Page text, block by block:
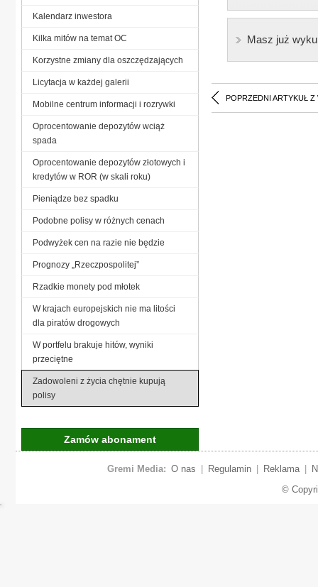
Masz już
POPRZEDNI ARTYKUŁ Z
Kalendarz inwestora
Kilka mitów na temat OC
Korzystne zmiany dla oszczędzających
Licytacja w każdej galerii
Mobilne centrum informacji i rozrywki
Oprocentowanie depozytów wciąż
spada
Oprocentowanie depozytów złotowych i
kredytów w ROR (w skali roku)
Pieniądze bez spadku
Podobne polisy w różnych cenach
Podwyżek cen na razie nie będzie
Prognozy „Rzeczpospolitej”
Rzadkie monety pod młotek
W krajach europejskich nie ma litości
dla piratów drogowych
W portfelu brakuje hitów, wyniki
przeciętne
Zadowoleni z życia chętnie kupują
polisy
Zamów abonament
Gremi Media: O nas Regulamin Reklama
©